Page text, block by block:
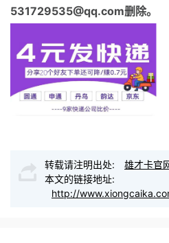
531729535@qq.com删除。
转载请注明出处:
雄才卡官
本文的链接地址:
http://